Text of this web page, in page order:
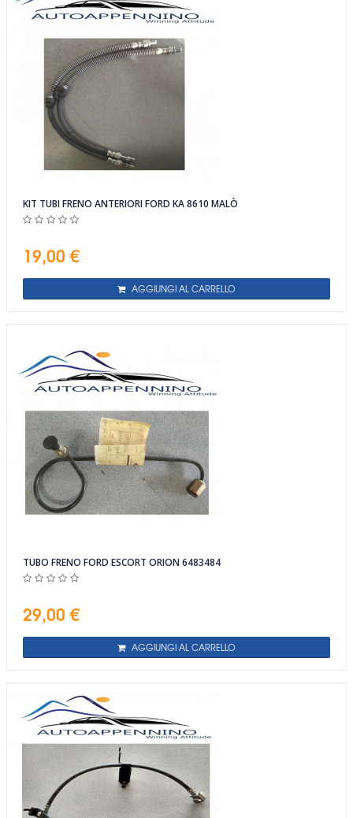
KIT TUBI FRENO ANTERIORI FORD KA 8610 MALÒ
19,00 €
AGGIUNGI AL CARRELLO
TUBO FRENO FORD ESCORT ORION 6483484
29,00 €
AGGIUNGI AL CARRELLO